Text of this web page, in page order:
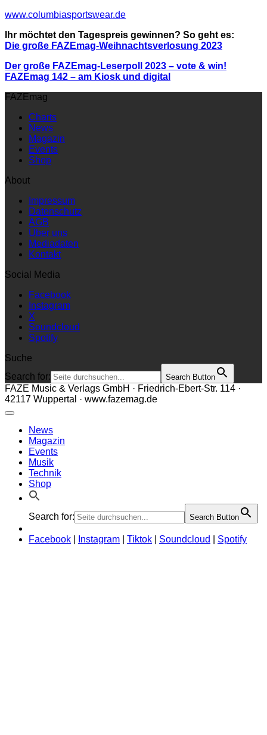
www.columbiasportswear.de
Ihr möchtet den Tagespreis gewinnen? So geht es:
Die große FAZEmag-Weihnachtsverlosung 2023
Der große FAZEmag-Leserpoll 2023 – vote & win!
FAZEmag 142 – am Kiosk und digital
FAZEmag
Charts
News
Magazin
Events
Shop
About
Impressum
Datenschutz
AGB
Über uns
Mediadaten
Kontakt
Social Media
Facebook
Instagram
X
Soundcloud
Spotify
Suche
Search for:
Search Button
FAZE Music & Verlags GmbH · Friedrich-Ebert-Str. 114 ·
42117 Wuppertal · www.fazemag.de
News
Magazin
Events
Musik
Technik
Shop
Search for: Search Button
Facebook Instagram Tiktok Soundcloud Spotify